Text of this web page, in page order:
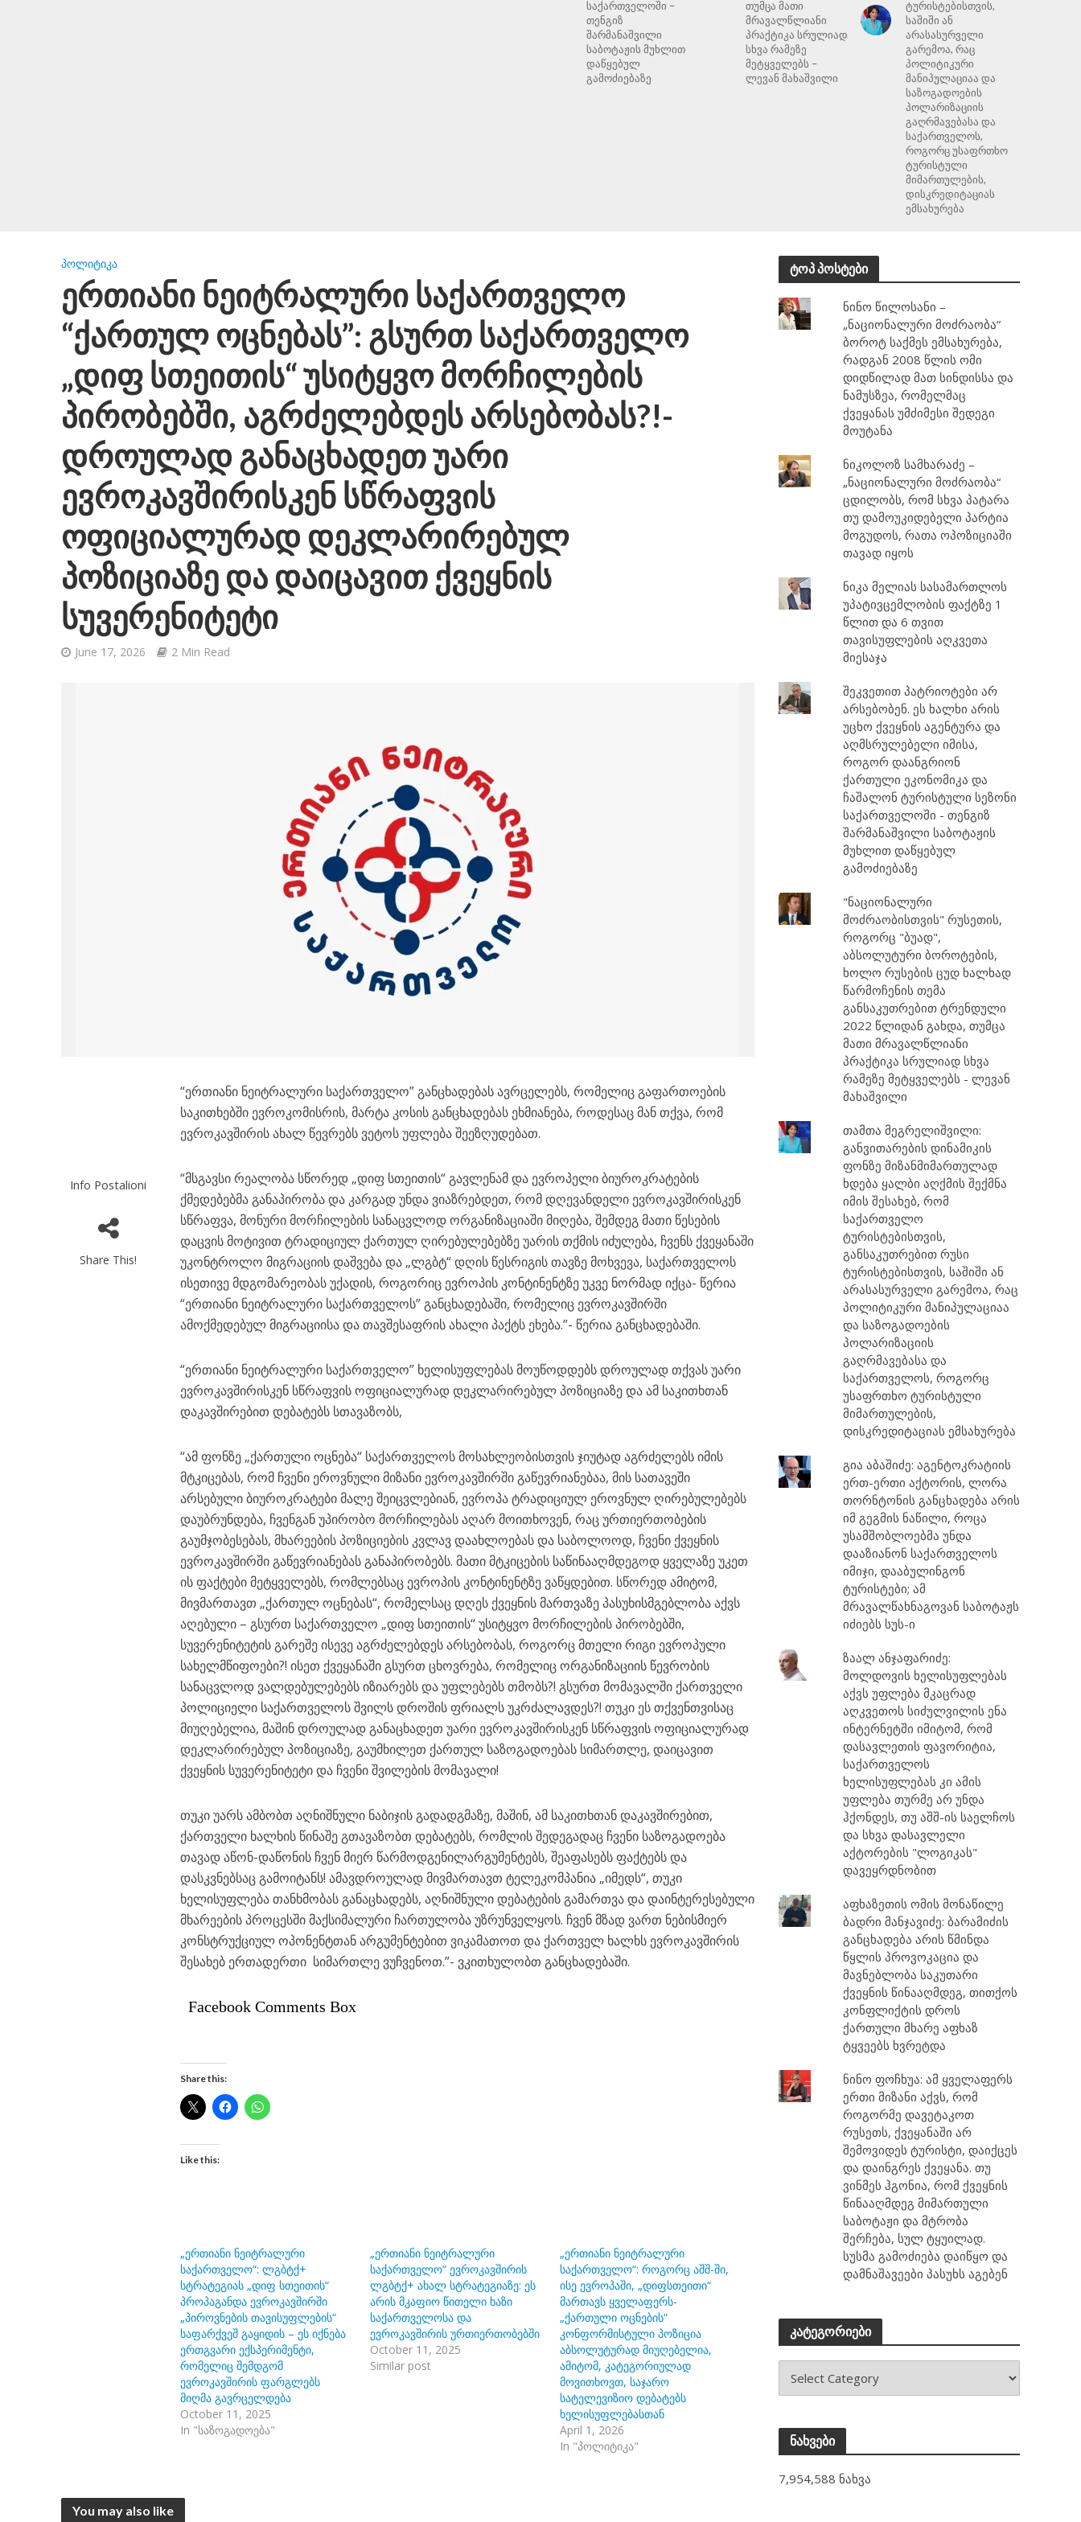
საქართველოში –
თენგიზ
შარმანაშვილი
საბოტაჟის მუხლით
დაწყებულ
გამოძიებაზე
თუმცა მათი
მრავალწლიანი
პრაქტიკა სრულიად
სხვა რამეზე
მეტყველებს –
ლევან მახაშვილი
ტურისტებისთვის,
საშიში ან
არასასურველი
გარემოა, რაც
პოლიტიკური
მანიპულაციაა და
საზოგადოების
პოლარიზაციის
გაღრმავებასა და
საქართველოს,
როგორც უსაფრთხო
ტურისტული
მიმართულების,
დისკრედიტაციას
ემსახურება
ᲞᲝᲚᲘᲢᲘᲙᲐ
ერთიანი ნეიტრალური საქართველო
“ქართულ ოცნებას”: გსურთ საქართველო
„დიფ სთეითის“ უსიტყვო მორჩილების
პირობებში, აგრძელებდეს არსებობას?!-
დროულად განაცხადეთ უარი
ევროკავშირისკენ სწრაფვის
ოფიციალურად დეკლარირებულ
პოზიციაზე და დაიცავით ქვეყნის
სუვერენიტეტი
June 17, 2026 2 Min Read
Info Postalioni
Share This!
“ერთიანი ნეიტრალური საქართველო” განცხადებას ავრცელებს, რომელიც გაფართოების
საკითხებში ევროკომისრის, მარტა კოსის განცხადებას ეხმიანება, როდესაც მან თქვა, რომ
ევროკავშირის ახალ წევრებს ვეტოს უფლება შეეზღუდებათ.
“მსგავსი რეალობა სწორედ „დიფ სთეითის“ გავლენამ და ევროპელი ბიუროკრატების
ქმედებებმა განაპირობა და კარგად უნდა ვიაზრებდეთ, რომ დღევანდელი ევროკავშირისკენ
სწრაფვა, მონური მორჩილების სანაცვლოდ ორგანიზაციაში მიღება, შემდეგ მათი წესების
დაცვის მოტივით ტრადიციულ ქართულ ღირებულებებზე უარის თქმის იძულება, ჩვენს ქვეყანაში
უკონტროლო მიგრაციის დაშვება და „ლგბტ“ დღის წესრიგის თავზე მოხვევა, საქართველოს
ისეთივე მდგომარეობას უქადის, როგორიც ევროპის კონტინენტზე უკვე ნორმად იქცა- წერია
“ერთიანი ნეიტრალური საქართველოს” განცხადებაში, რომელიც ევროკავშირში
ამოქმედებულ მიგრაციისა და თავშესაფრის ახალი პაქტს ეხება.”- წერია განცხადებაში.
“ერთიანი ნეიტრალური საქართველო” ხელისუფლებას მოუწოდდებს დროულად თქვას უარი
ევროკავშირისკენ სწრაფვის ოფიციალურად დეკლარირებულ პოზიციაზე და ამ საკითხთან
დაკავშირებით დებატებს სთავაზობს,
“ამ ფონზე „ქართული ოცნება“ საქართველოს მოსახლეობისთვის ჯიუტად აგრძელებს იმის
მტკიცებას, რომ ჩვენი ეროვნული მიზანი ევროკავშირში გაწევრიანებაა, მის სათავეში
არსებული ბიუროკრატები მალე შეიცვლებიან, ევროპა ტრადიციულ ეროვნულ ღირებულებებს
დაუბრუნდება, ჩვენგან უპირობო მორჩილებას აღარ მოითხოვენ, რაც ურთიერთობების
გაუმჯობესებას, მხარეების პოზიციების კვლავ დაახლოებას და საბოლოოდ, ჩვენი ქვეყნის
ევროკავშირში გაწევრიანებას განაპირობებს. მათი მტკიცების საწინააღმდეგოდ ყველაზე უკეთ
ის ფაქტები მეტყველებს, რომლებსაც ევროპის კონტინენტზე ვაწყდებით. სწორედ ამიტომ,
მივმართავთ „ქართულ ოცნებას“, რომელსაც დღეს ქვეყნის მართვაზე პასუხისმგებლობა აქვს
აღებული – გსურთ საქართველო „დიფ სთეითის“ უსიტყვო მორჩილების პირობებში,
სუვერენიტეტის გარეშე ისევე აგრძელებდეს არსებობას, როგორც მთელი რიგი ევროპული
სახელმწიფოები?! ისეთ ქვეყანაში გსურთ ცხოვრება, რომელიც ორგანიზაციის წევრობის
სანაცვლოდ ვალდებულებებს იზიარებს და უფლებებს თმობს?! გსურთ მომავალში ქართველი
პოლიციელი საქართველოს შვილს დროშის ფრიალს უკრძალავდეს?! თუკი ეს თქვენთვისაც
მიუღებელია, მაშინ დროულად განაცხადეთ უარი ევროკავშირისკენ სწრაფვის ოფიციალურად
დეკლარირებულ პოზიციაზე, გაუმხილეთ ქართულ საზოგადოებას სიმართლე, დაიცავით
ქვეყნის სუვერენიტეტი და ჩვენი შვილების მომავალი!
თუკი უარს ამბობთ აღნიშნული ნაბიჯის გადადგმაზე, მაშინ, ამ საკითხთან დაკავშირებით,
ქართველი ხალხის წინაშე გთავაზობთ დებატებს, რომლის შედეგადაც ჩვენი საზოგადოება
თავად აწონ-დაწონის ჩვენ მიერ წარმოდგენილარგუმენტებს, შეაფასებს ფაქტებს და
დასკვნებსაც გამოიტანს! ამავდროულად მივმართავთ ტელეკომპანია „იმედს“, თუკი
ხელისუფლება თანხმობას განაცხადებს, აღნიშნული დებატების გამართვა და დაინტერესებული
მხარეების პროცესში მაქსიმალური ჩართულობა უზრუნველყოს. ჩვენ მზად ვართ ნებისმიერ
კონსტრუქციულ ოპონენტთან არგუმენტებით ვიკამათოთ და ქართველ ხალხს ევროკავშირის
შესახებ ერთადერთი სიმართლე ვუჩვენოთ.”- ვკითხულობთ განცხადებაში.
Facebook Comments Box
Share this:
Like this:
„ერთიანი ნეიტრალური
საქართველო“: ლგბტქ+
სტრატეგიას „დიფ სთეითის“
პროპაგანდა ევროკავშირში
„პიროვნების თავისუფლების“
საფარქვეშ გაყიდის – ეს იქნება
ერთგვარი ექსპერიმენტი,
რომელიც შემდგომ
ევროკავშირის ფარგლებს
მიღმა გავრცელდება
October 11, 2025
In "საზოგადოება"
„ერთიანი ნეიტრალური
საქართველო“ ევროკავშირის
ლგბტქ+ ახალ სტრატეგიაზე: ეს
არის მკაფიო წითელი ხაზი
საქართველოსა და
ევროკავშირის ურთიერთობებში
October 11, 2025
Similar post
„ერთიანი ნეიტრალური
საქართველო“: როგორც აშშ-ში,
ისე ევროპაში, „დიფსთეითი“
მართავს ყველაფერს-
„ქართული ოცნების“
კონფორმისტული პოზიცია
აბსოლუტურად მიუღებელია,
ამიტომ, კატეგორიულად
მოვითხოვთ, საჯარო
სატელევიზიო დებატებს
ხელისუფლებასთან
April 1, 2026
In "პოლიტიკა"
You may also like
ტოპ პოსტები
ნინო წილოსანი –
„ნაციონალური მოძრაობა“
ბოროტ საქმეს ემსახურება,
რადგან 2008 წლის ომი
დიდწილად მათ სინდისსა და
ნამუსზეა, რომელმაც
ქვეყანას უმძიმესი შედეგი
მოუტანა
ნიკოლოზ სამხარაძე –
„ნაციონალური მოძრაობა“
ცდილობს, რომ სხვა პატარა
თუ დამოუკიდებელი პარტია
მოგუდოს, რათა ოპოზიციაში
თავად იყოს
ნიკა მელიას სასამართლოს
უპატივცემლობის ფაქტზე 1
წლით და 6 თვით
თავისუფლების აღკვეთა
მიესაჯა
შეკვეთით პატრიოტები არ
არსებობენ. ეს ხალხი არის
უცხო ქვეყნის აგენტურა და
აღმსრულებელი იმისა,
როგორ დაანგრიონ
ქართული ეკონომიკა და
ჩაშალონ ტურისტული სეზონი
საქართველოში - თენგიზ
შარმანაშვილი საბოტაჟის
მუხლით დაწყებულ
გამოძიებაზე
"ნაციონალური
მოძრაობისთვის" რუსეთის,
როგორც "ბუად",
აბსოლუტური ბოროტების,
ხოლო რუსების ცუდ ხალხად
წარმოჩენის თემა
განსაკუთრებით ტრენდული
2022 წლიდან გახდა, თუმცა
მათი მრავალწლიანი
პრაქტიკა სრულიად სხვა
რამეზე მეტყველებს - ლევან
მახაშვილი
თამთა მეგრელიშვილი:
განვითარების დინამიკის
ფონზე მიზანმიმართულად
ხდება ყალბი აღქმის შექმნა
იმის შესახებ, რომ
საქართველო
ტურისტებისთვის,
განსაკუთრებით რუსი
ტურისტებისთვის, საშიში ან
არასასურველი გარემოა, რაც
პოლიტიკური მანიპულაციაა
და საზოგადოების
პოლარიზაციის
გაღრმავებასა და
საქართველოს, როგორც
უსაფრთხო ტურისტული
მიმართულების,
დისკრედიტაციას ემსახურება
გია აბაშიძე: აგენტოკრატიის
ერთ-ერთი აქტორის, ლორა
თორნტონის განცხადება არის
იმ გეგმის ნაწილი, როცა
უსამშობლოებმა უნდა
დააზიანონ საქართველოს
იმიჯი, დააბულინგონ
ტურისტები; ამ
მრავალწახნაგოვან საბოტაჟს
იძიებს სუს-ი
ზაალ ანჯაფარიძე:
მოლდოვის ხელისუფლებას
აქვს უფლება მკაცრად
აღკვეთოს სიძულვილის ენა
ინტერნეტში იმიტომ, რომ
დასავლეთის ფავორიტია,
საქართველოს
ხელისუფლებას კი ამის
უფლება თურმე არ უნდა
ჰქონდეს, თუ აშშ-ის საელჩოს
და სხვა დასავლელი
აქტორების "ლოგიკას"
დავეყრდნობით
აფხაზეთის ომის მონაწილე
ბადრი მანჯავიძე: ბარამიძის
განცხადება არის წმინდა
წყლის პროვოკაცია და
მავნებლობა საკუთარი
ქვეყნის წინააღმდეგ, თითქოს
კონფლიქტის დროს
ქართული მხარე აფხაზ
ტყვეებს ხვრეტდა
ნინო ფოჩხუა: ამ ყველაფერს
ერთი მიზანი აქვს, რომ
როგორმე დავეტაკოთ
რუსეთს, ქვეყანაში არ
შემოვიდეს ტურისტი, დაიქცეს
და დაინგრეს ქვეყანა. თუ
ვინმეს ჰგონია, რომ ქვეყნის
წინააღმდეგ მიმართული
საბოტაჟი და მტრობა
შერჩება, სულ ტყუილად.
სუსმა გამოძიება დაიწყო და
დამნაშავეები პასუხს აგებენ
კატეგორიები
ნახვები
7,954,588 ნახვა